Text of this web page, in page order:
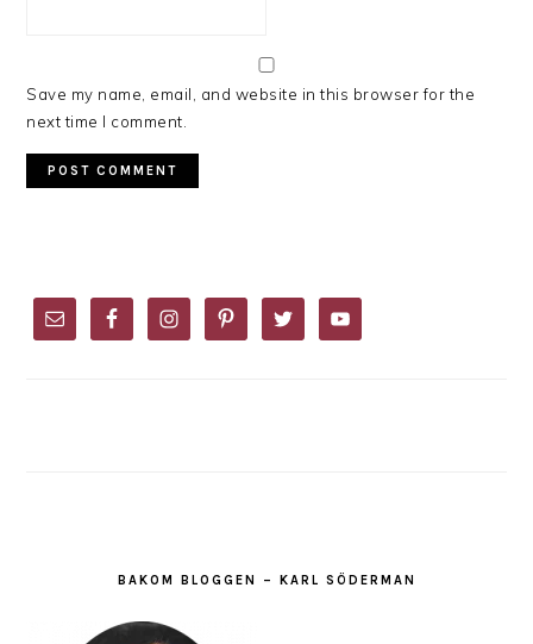
Save my name, email, and website in this browser for the
next time I comment.
SIDEBAR
BAKOM BLOGGEN – KARL SÖDERMAN